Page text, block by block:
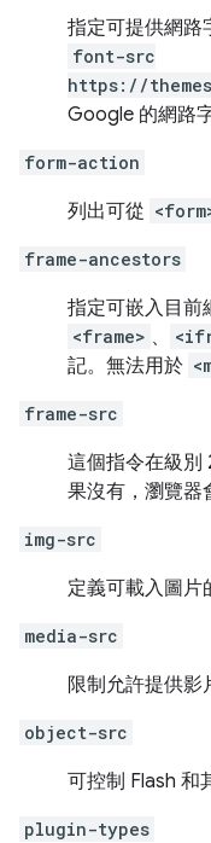
指定可提供網路
font-src
https://
Google 的網路字
form-action
列出可從
frame-ancestors
指定可嵌入目前
<frame> 、
記。無法用於
frame-src
這個指令在級別
果沒有，瀏覽器
img-src
定義可載入圖片
media-src
限制允許提供影
object-src
可控制 Flash 和
plugin-types